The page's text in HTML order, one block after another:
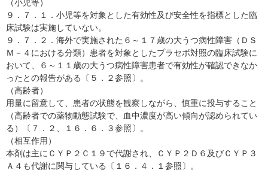
（小児等）
９．７．１．小児等を対象とした有効性及び安全性を指標とした臨
床試験は実施していない。
９．７．２．海外で実施された６～１７歳の大うつ病性障害（ＤＳ
Ｍ－４における分類）患者を対象としたプラセボ対照の臨床試験に
おいて、６～１１歳の大うつ病性障害患者で有効性が確認できなか
ったとの報告がある〔５．２参照〕。
（高齢者）
用量に留意して、患者の状態を観察しながら、慎重に投与すること
（高齢者での薬物動態試験で、血中濃度が高い傾向が認められてい
る）〔７．２、１６．６．３参照〕。
（相互作用）
本剤は主にＣＹＰ２Ｃ１９で代謝され、ＣＹＰ２Ｄ６及びＣＹＰ３
Ａ４も代謝に関与している〔１６．４．１参照〕。